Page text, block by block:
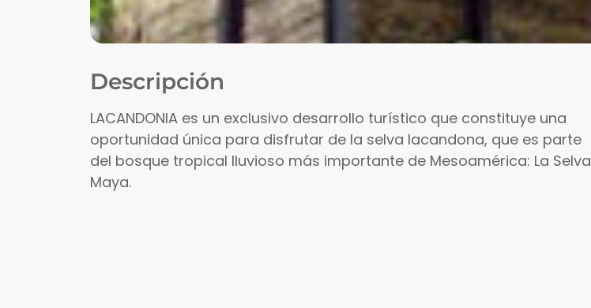
Descripción
LACANDONIA es un exclusivo desarrollo turístico que constituye una
oportunidad única para disfrutar de la selva lacandona, que es parte
del bosque tropical lluvioso más importante de Mesoamérica: La Selva
Maya.